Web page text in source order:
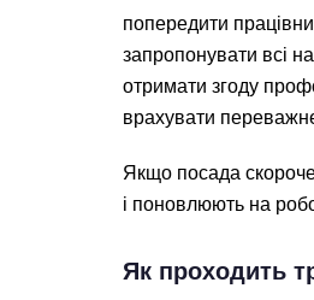
попередити
запропонувати всі
отримати згоду
врахувати
Якщо посада
і поновлюють на
Як проходить